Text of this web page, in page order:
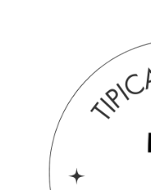
Caldeirada de